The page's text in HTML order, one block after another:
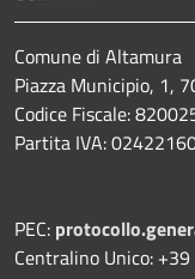
Comune di Altamura
Piazza Municipio, 1,
Codice Fiscale:
Partita IVA:
PEC:
Centralino Unico: